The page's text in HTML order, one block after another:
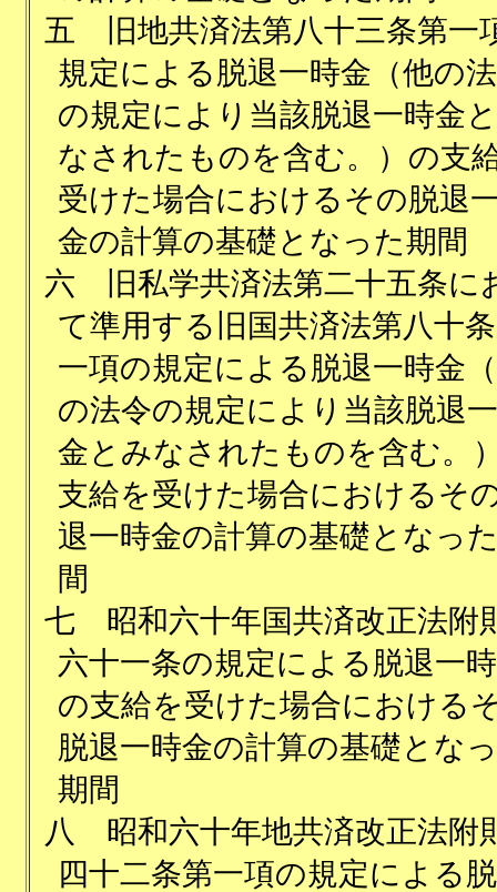
五
旧地共済法第八十三条第一
規定による脱退一時金（他の
の規定により当該脱退一時金
なされたものを含む。）の支
受けた場合におけるその脱退
金の計算の基礎となった期間
六
旧私学共済法第二十五条に
て準用する旧国共済法第八十
一項の規定による脱退一時金
の法令の規定により当該脱退
金とみなされたものを含む。
支給を受けた場合におけるそ
退一時金の計算の基礎となっ
間
七
昭和六十年国共済改正法附
六十一条の規定による脱退一
の支給を受けた場合における
脱退一時金の計算の基礎とな
期間
八
昭和六十年地共済改正法附
四十二条第一項の規定による